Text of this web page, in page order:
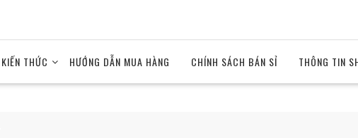
KIẾN THỨC HƯỚNG DẪN MUA HÀNG CHÍNH SÁCH BÁN SỈ THÔNG TIN